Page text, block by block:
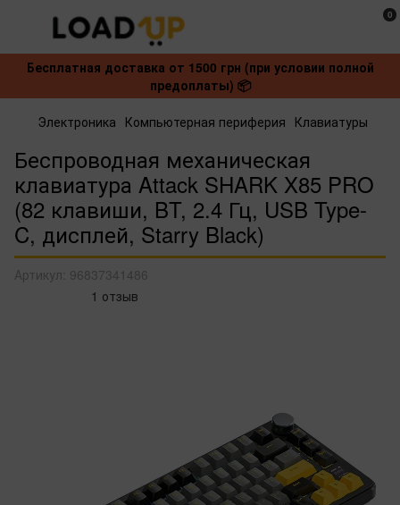
0
Бесплатная доставка от 1500 грн (при условии полной
предоплаты) 📦
Электроника Компьютерная периферия Клавиатуры
Беспроводная механическая
клавиатура Attack SHARK X85 PRO
(82 клавиши, BT, 2.4 Гц, USB Type-
C, дисплей, Starry Black)
Артикул: 96837341486
1 отзыв